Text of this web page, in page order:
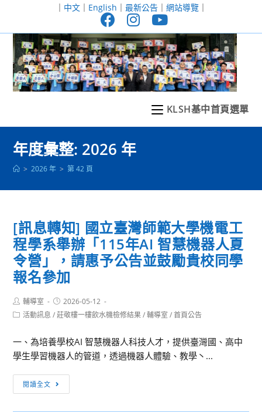
至
｜ 中文｜ English ｜ 最新公告｜ 網站導覽｜
KLSH基中首頁選單
年度彙整: 2026 年
> 2026 年 > 第 42 頁
[訊息轉知] 國立臺灣師範大學機電工
程學系舉辦「115年AI 智慧機器人夏
令營」，請惠予公告並鼓勵貴校同學
報名參加
Post
author:
輔導室
Post
published:
2026-05-12
Post活動訊息 / 莊敬樓一樓飲水機檢修結果 / 輔導室 / 首頁公告
一、為培養學校AI 智慧機器人科技人才，提供臺灣國、高中
學生學習機器人的管道，透過機器人體驗、教學丶...
閱讀全文
息
轉